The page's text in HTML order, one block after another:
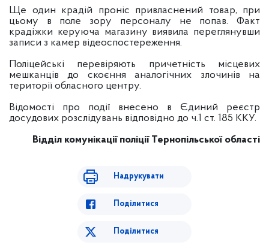
Ще один крадій проніс привласнений товар, при
цьому в поле зору персоналу не попав. Факт
крадіжки керуюча магазину виявила переглянувши
записи з камер відеоспостереження.
Поліцейські перевіряють причетність місцевих
мешканців до скоєння аналогічних злочинів на
території обласного центру.
Відомості про події внесено в Єдиний реєстр
досудових розслідувань відповідно до ч.1 ст. 185 ККУ.
Відділ комунікації поліціїТернопільської області
Надрукувати
Поділитися
Поділитися